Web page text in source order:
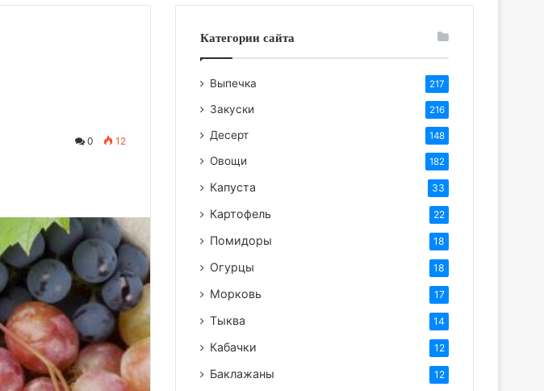
статья
0 12
Категории сайта
Выпечка 217
Закуски 216
Десерт 148
Овощи 182
Капуста 33
Картофель 22
Помидоры 18
Огурцы 18
Морковь 17
Тыква 14
Кабачки 12
Баклажаны 12